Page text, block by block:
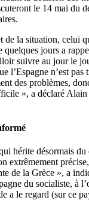
le 14 mai du
de la situation, celui
quelques jours a
suivre au jour le
l’Espagne n’est
des problèmes,
», a déclaré
hérite désormais du
extrêmement
de la Grèce », a
du socialiste, à
a le regard (sur ce